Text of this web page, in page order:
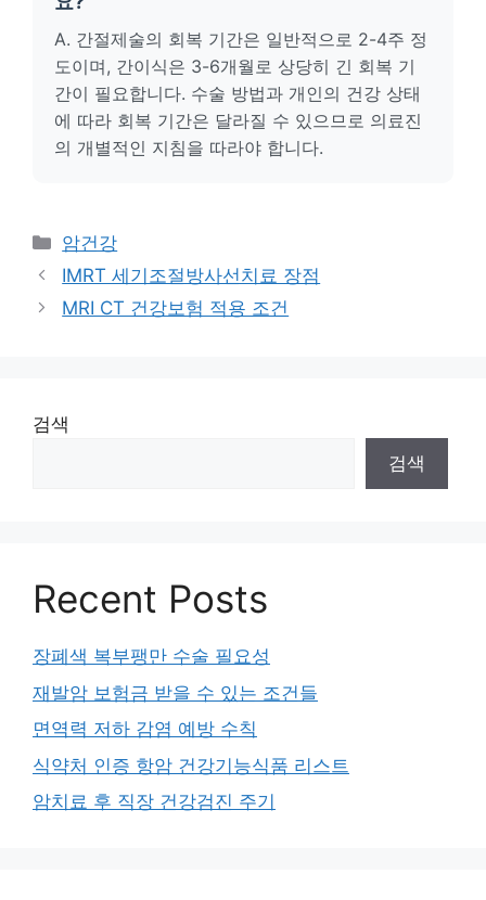
A. 간절제술의 회복 기간은 일반적으로 2-4주 정
도이며, 간이식은 3-6개월로 상당히 긴 회복 기
간이 필요합니다. 수술 방법과 개인의 건강 상태
에 따라 회복 기간은 달라질 수 있으므로 의료진
의 개별적인 지침을 따라야 합니다.
카
테
리
암건강
IMRT 세기조절방사선치료 장점
MRI CT 건강보험 적용 조건
검색
검색
Recent Posts
장폐색 복부팽만 수술 필요성
재발암 보험금 받을 수 있는 조건들
면역력 저하 감염 예방 수칙
식약처 인증 항암 건강기능식품 리스트
암치료 후 직장 건강검진 주기